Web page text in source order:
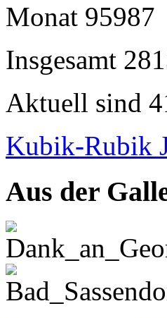
Monat 95987
Insgesamt
Aktuell sind
Kubik-Rubik
Aus der